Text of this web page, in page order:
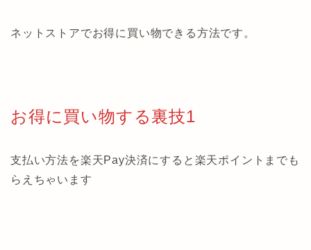
ネットストアでお得に買い物できる方法です。
お得に買い物する裏技1
支払い方法を楽天Pay決済にすると楽天ポイントまでも
らえちゃいます